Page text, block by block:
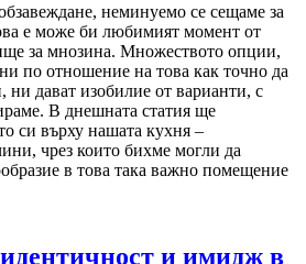
неминуемо се сещаме за
е може би любимият момент от
за мнозина. Множеството опции,
по отношение на това как точно да
дават изобилие от варианти, с
В днешната статия ще
си върху нашата кухня –
чрез които бихме могли да
в това така важно помещение
и имидж в